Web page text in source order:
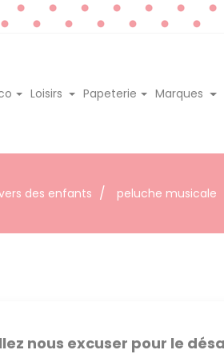
Loisirs Papeterie Marques
des enfants peluche musicale
nous excuser pour le